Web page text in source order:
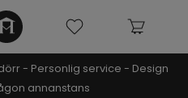
- Personlig service - Design
annanstans